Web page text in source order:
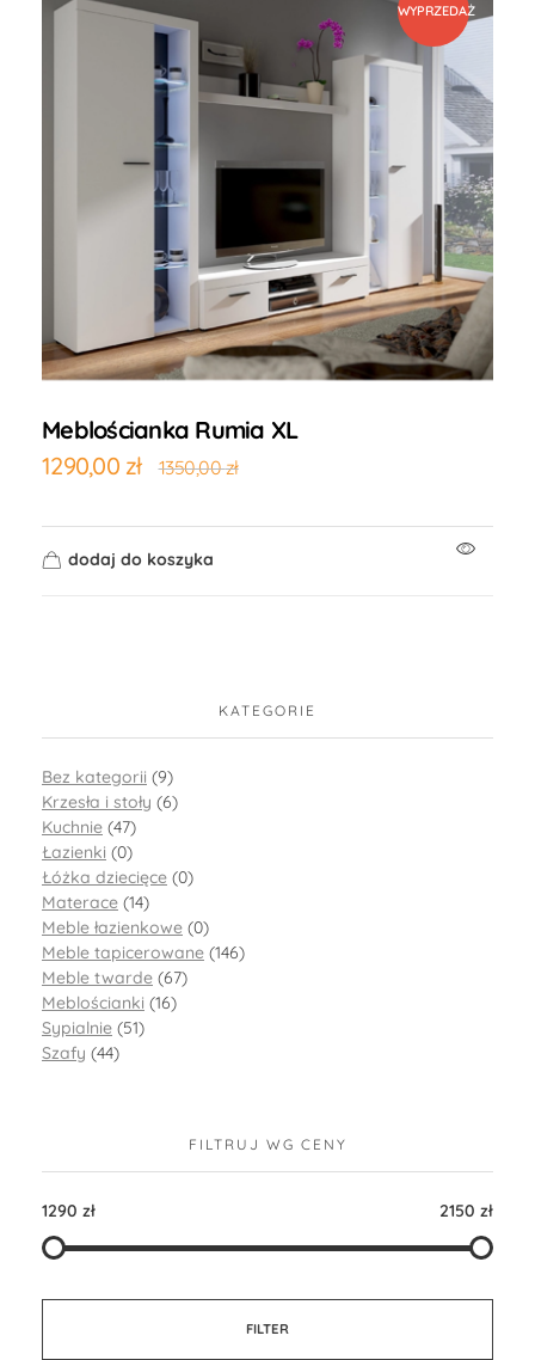
WYPRZEDAŻ
Meblościanka Rumia XL
1290,00 zł 1350,00zł
dodaj do koszyka
KATEGORIE
Bez kategorii (9)
Krzesła i stoły (6)
Kuchnie (47)
Łazienki (0)
Łóżka dziecięce (0)
Materace (14)
Meble łazienkowe (0)
Meble tapicerowane (146)
Meble twarde (67)
Meblościanki (16)
Sypialnie (51)
Szafy (44)
FILTRUJ WG CENY
1290 zł 2150 zł
FILTER